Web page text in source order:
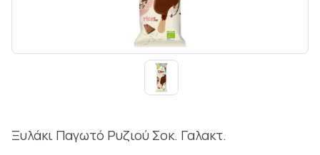
Ξυλάκι Παγωτό Ρυζιού Σοκ. Γαλακτ.